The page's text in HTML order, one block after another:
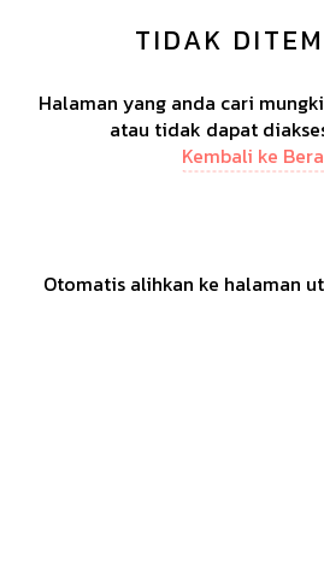
TIDAK
Halaman yang anda cari
atau tidak dapat
Kembali ke
Otomatis alihkan ke halaman